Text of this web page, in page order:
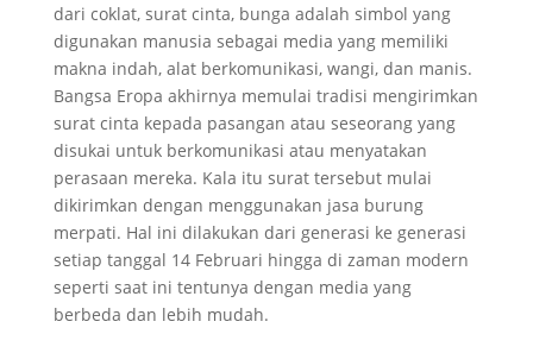
dari coklat, surat cinta, bunga adalah simbol yang
digunakan manusia sebagai media yang memiliki
makna indah, alat berkomunikasi, wangi, dan manis.
Bangsa Eropa akhirnya memulai tradisi mengirimkan
surat cinta kepada pasangan atau seseorang yang
disukai untuk berkomunikasi atau menyatakan
perasaan mereka. Kala itu surat tersebut mulai
dikirimkan dengan menggunakan jasa burung
merpati. Hal ini dilakukan dari generasi ke generasi
setiap tanggal 14 Februari hingga di zaman modern
seperti saat ini tentunya dengan media yang
berbeda dan lebih mudah.